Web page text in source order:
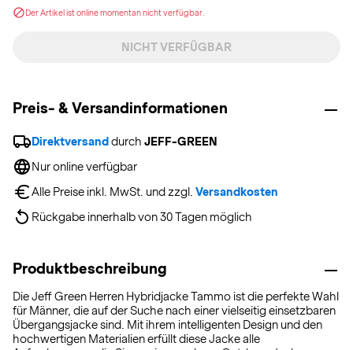
Der Artikel ist online momentan nicht verfügbar.
NICHT VERFÜGBAR
Preis- & Versandinformationen
Direktversand durch JEFF-GREEN
Nur online verfügbar
Alle Preise inkl. MwSt. und zzgl. Versandkosten
Rückgabe innerhalb von 30 Tagen möglich
Produktbeschreibung
Die Jeff Green Herren Hybridjacke Tammo ist die perfekte Wahl
für Männer, die auf der Suche nach einer vielseitig einsetzbaren
Übergangsjacke sind. Mit ihrem intelligenten Design und den
hochwertigen Materialien erfüllt diese Jacke alle